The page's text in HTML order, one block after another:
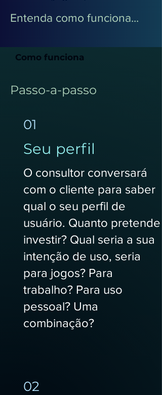
Entenda como funciona...
Como funciona
Passo-a-passo
01
Seu perfil
O consultor conversará
com o cliente para saber
qual o seu perfil de
usuário. Quanto pretende
investir? Qual seria a sua
intenção de uso, seria
para jogos? Para
trabalho? Para uso
pessoal? Uma
combinação?
02